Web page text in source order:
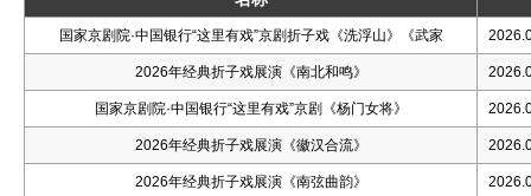
国家京剧院·中国银行“这里有戏”京剧折子戏《洗浮山》《武家
2026年经典折子戏展演《南北和鸣》
国家京剧院·中国银行“这里有戏”京剧《杨门女将》
2026年经典折子戏展演《徽汉合流》
2026年经典折子戏展演《南弦曲韵》